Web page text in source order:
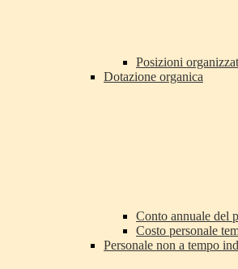
Posizioni
Dotazione organica
Conto annuale del
Costo personale
Personale non a tempo